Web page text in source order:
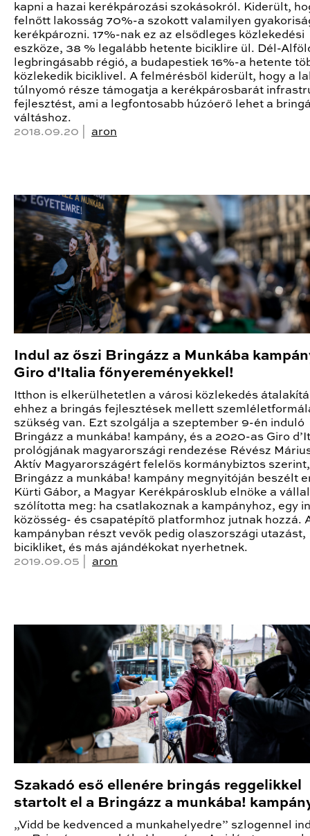
kapni a hazai kerékpározási szokásokról. Kiderült,
felnőtt lakosság 70%-a szokott valamilyen
kerékpározni. 17%-nak ez az elsődleges közlekedési
eszköze, 38 % legalább hetente biciklire ül. Dél-
legbringásabb régió, a budapestiek 16%-a hetente
közlekedik biciklivel. A felmérésből kiderült, hogy a
túlnyomó része támogatja a kerékpárosbarát
fejlesztést, ami a legfontosabb húzóerő lehet a
váltáshoz.
2018.09.20 | aron
Indul az őszi Bringázz a Munkába
Giro d'Italia főnyereményekkel!
Itthon is elkerülhetetlen a városi közlekedés
ehhez a bringás fejlesztések mellett
szükség van. Ezt szolgálja a szeptember 9-én induló
Bringázz a munkába! kampány, és a 2020-as Giro
prológjának magyarországi rendezése Révész
Aktív Magyarországért felelős kormánybiztos
Bringázz a munkába! kampány megnyitóján beszélt
Kürti Gábor, a Magyar Kerékpárosklub elnöke a
szólította meg: ha csatlakoznak a kampányhoz, egy
közösség- és csapatépítő platformhoz jutnak hozzá.
kampányban részt vevők pedig olaszországi utazást,
bicikliket, és más ajándékokat nyerhetnek.
2019.09.05 | aron
Szakadó eső ellenére bringás reggelikkel
startolt el a Bringázz a munkába!
„Vidd be kedvenced a munkahelyedre” szlogennel